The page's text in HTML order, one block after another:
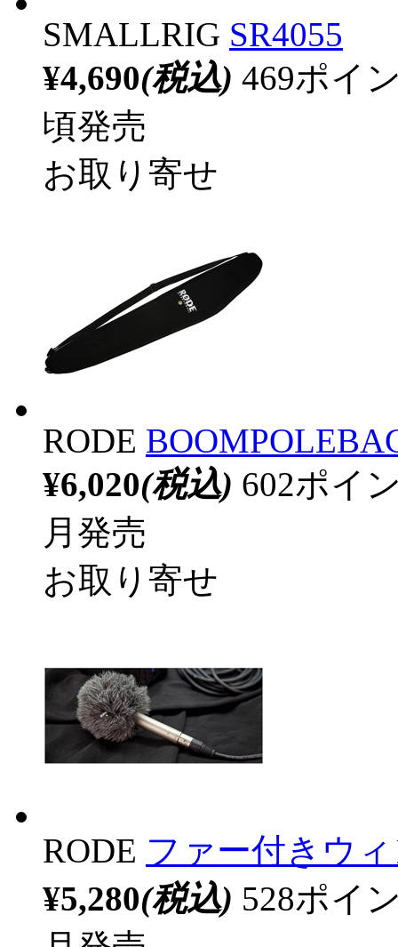
SMALLRIG SR4055
¥4,690(税込) 469ポイ
頃発売
お取り寄せ
RODE
¥6,020(税込) 602ポイ
月発売
お取り寄せ
RODE ファー付きウ
¥5,280(税込) 528ポイ